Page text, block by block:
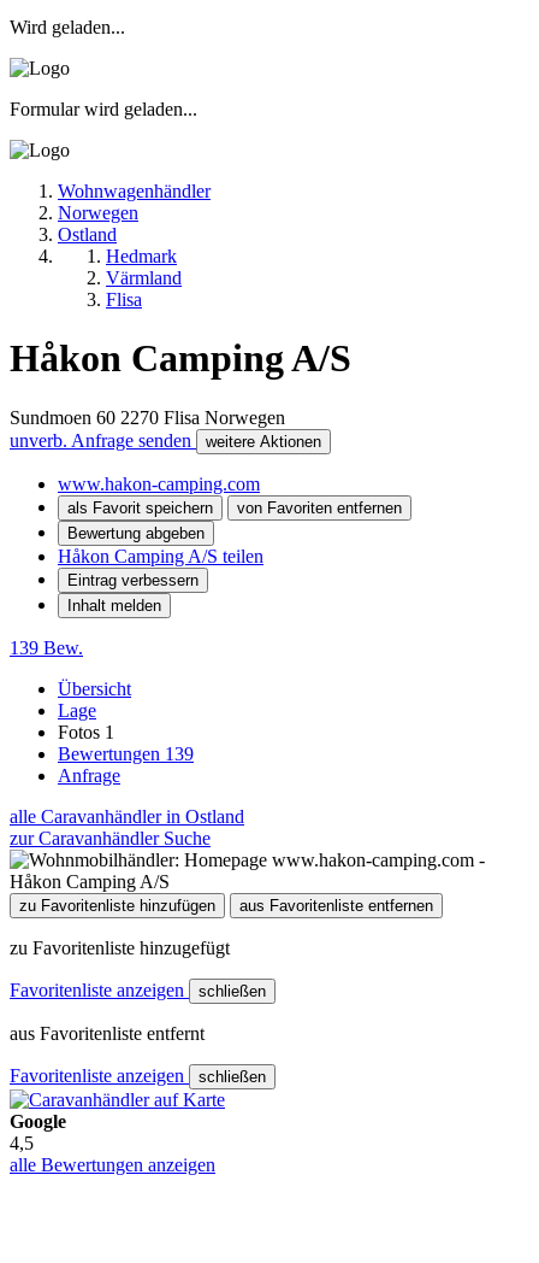
Wird geladen...
Formular wird geladen...
Wohnwagenhändler
Norwegen
Ostland
Hedmark
Värmland
Flisa
Håkon Camping A/S
Sundmoen 60 2270 Flisa Norwegen
unverb. Anfrage senden
weitere Aktionen
www.hakon-camping.com
als Favorit speichern
von Favoriten entfernen
Bewertung abgeben
Håkon Camping A/S teilen
Eintrag verbessern
Inhalt melden
139 Bew.
Übersicht
Lage
Fotos 1
Bewertungen 139
Anfrage
alle Caravanhändler in Ostland
zur Caravanhändler Suche
zu Favoritenliste hinzufügen aus Favoritenliste entfernen
zu Favoritenliste hinzugefügt
Favoritenliste anzeigen schließen
aus Favoritenliste entfernt
Favoritenliste anzeigen schließen
Google
4,5
alle Bewertungen anzeigen